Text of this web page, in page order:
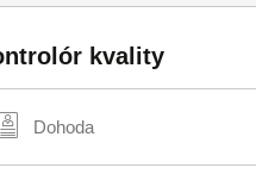
kvality
Dohoda